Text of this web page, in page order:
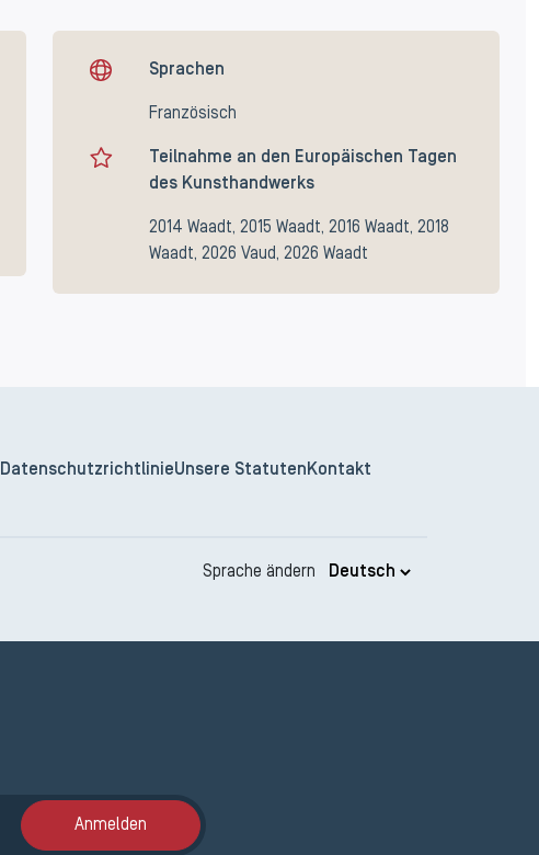
Sprachen
Französisch
Teilnahme an den Europäischen Tagen
des Kunsthandwerks
2014 Waadt, 2015 Waadt, 2016 Waadt, 2018
Waadt, 2026 Vaud, 2026 Waadt
DatenschutzrichtlinieUnsere Statuten Kontakt
Sprache ändern
Anmelden